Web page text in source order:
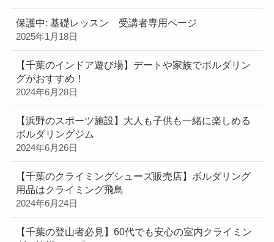
保護中: 基礎レッスン 受講者専用ページ
2025年1月18日
【千葉のインドア遊び場】デートや家族でボルダリン
グがおすすめ！
2024年6月28日
【浜野のスポーツ施設】大人も子供も一緒に楽しめる
ボルダリングジム
2024年6月26日
【千葉のクライミングシューズ販売店】ボルダリング
用品はクライミング飛鳥
2024年6月24日
【千葉の登山者必見】60代でも安心の室内クライミン